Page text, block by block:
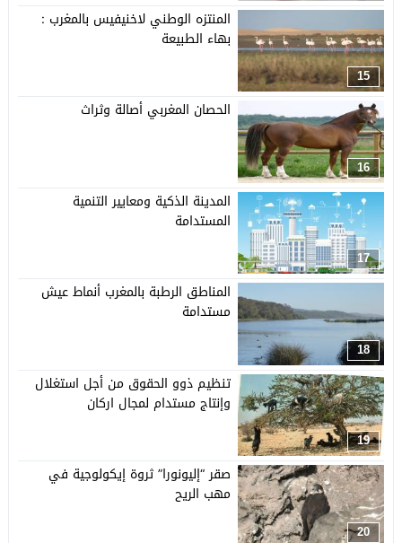
15
المنتزه الوطني لاخنيفيس بالمغرب :
بهاء الطبيعة
16
الحصان المغربي أصالة وثراث
17
المدينة الذكية ومعايير التنمية
المستدامة
18
المناطق الرطبة بالمغرب أنماط عيش
مستدامة
19
تنظيم ذوو الحقوق من أجل استغلال
وإنتاج مستدام لمجال اركان
20
صقر “إليونورا” ثروة إيكولوجية في
مهب الريح